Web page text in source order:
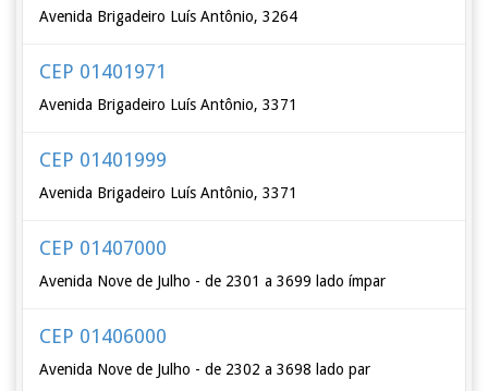
Avenida Brigadeiro Luís Antônio, 3264
CEP 01401971
Avenida Brigadeiro Luís Antônio, 3371
CEP 01401999
Avenida Brigadeiro Luís Antônio, 3371
CEP 01407000
Avenida Nove de Julho - de 2301 a 3699 lado ímpar
CEP 01406000
Avenida Nove de Julho - de 2302 a 3698 lado par